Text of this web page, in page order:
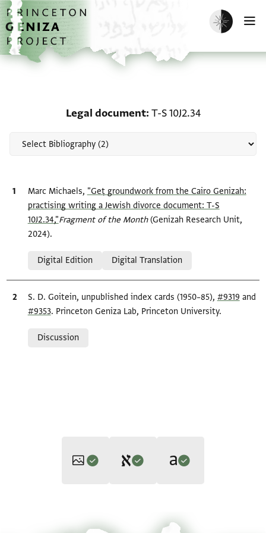
Skip to main content
home
Enable dark
Legal document T-S 10J2.34
Bibliographic citation
Marc Michaels, "Geṭ groundwork from the Cairo Genizah:
practising writing a Jewish divorce document: T-S
10J2.34,"Fragment of the Month(Genizah Research Unit,
2024).
Digital Edition
Digital Translation
Bibliographic citation
S. D. Goitein, unpublished index cards (1950–85), #9319 and
#9353. Princeton Geniza Lab, Princeton University.
Discussion
"Geṭ groundwork from the Cairo Genizah: